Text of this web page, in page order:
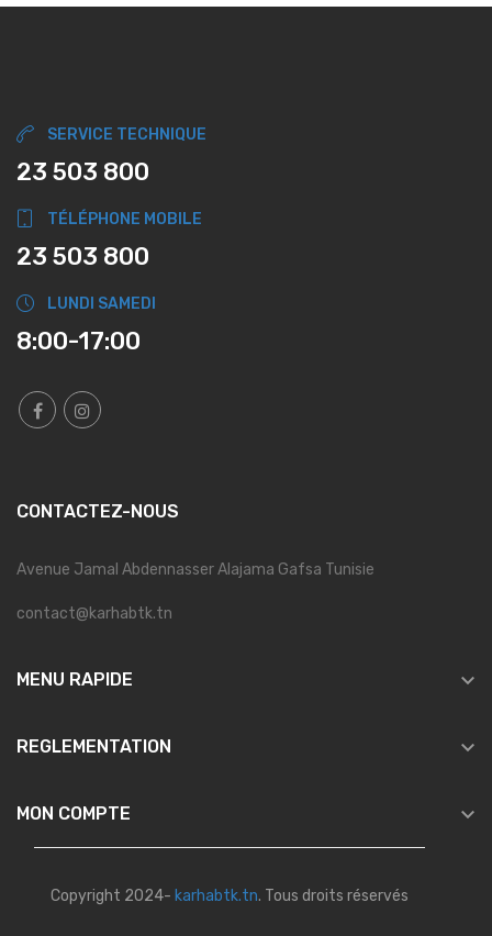
SERVICE TECHNIQUE
23 503 800
TÉLÉPHONE MOBILE
23 503 800
LUNDI SAMEDI
8:00-17:00
CONTACTEZ-NOUS
Avenue Jamal Abdennasser Alajama Gafsa Tunisie
contact@karhabtk.tn
MENU RAPIDE 
REGLEMENTATION 
MON COMPTE 
Copyright 2024- karhabtk.tn. Tous droits réservés